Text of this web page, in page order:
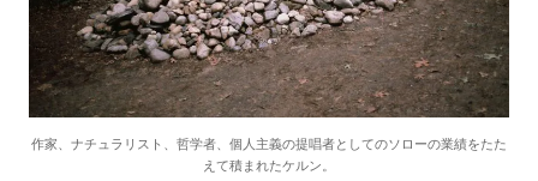
作家、ナチュラリスト、哲学者、個人主義の提唱者としてのソローの業績をたた
えて積まれたケルン。